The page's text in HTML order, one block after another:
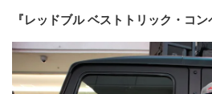
『レッドブル ベストトリック・コン